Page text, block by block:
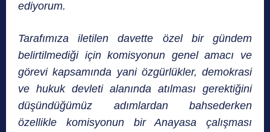
ediyorum.
Tarafımıza iletilen davette özel bir gündem
belirtilmediği için komisyonun genel amacı ve
görevi kapsamında yani özgürlükler, demokrasi
ve hukuk devleti alanında atılması gerektiğini
düşündüğümüz adımlardan bahsederken
özellikle komisyonun bir Anayasa çalışması